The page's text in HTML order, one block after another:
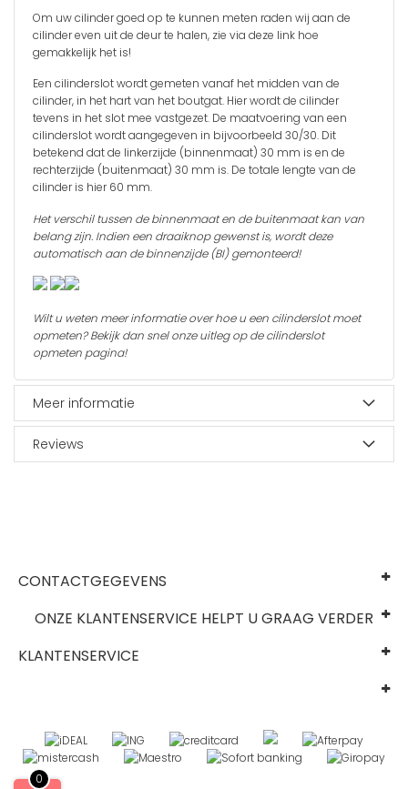
0
Om uw cilinder goed op te kunnen meten raden wij aan de
cilinder even uit de deur te halen, zie via deze link hoe
gemakkelijk het is!
Een cilinderslot wordt gemeten vanaf het midden van de
cilinder, in het hart van het boutgat. Hier wordt de cilinder
tevens in het slot mee vastgezet. De maatvoering van een
cilinderslot wordt aangegeven in bijvoorbeeld 30/30. Dit
betekend dat de linkerzijde (binnenmaat) 30 mm is en de
rechterzijde (buitenmaat) 30 mm is. De totale lengte van de
cilinder is hier 60 mm.
Het verschil tussen de binnenmaat en de buitenmaat kan van
belang zijn. Indien een draaiknop gewenst is, wordt deze
automatisch aan de binnenzijde (BI) gemonteerd!
Wilt u weten meer informatie over hoe u een cilinderslot moet
opmeten? Bekijk dan snel onze uitleg op decilinderslot
opmeten pagina!
Meer informatie
Reviews
CONTACTGEGEVENS
ONZE KLANTENSERVICE HELPT U GRAAG VERDER
KLANTENSERVICE